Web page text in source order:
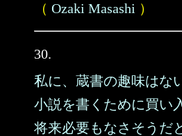
（ Ozaki Masashi ）
30.
私に、蔵書の趣味はな
小説を書くために買い
将来必要もなさそうだ